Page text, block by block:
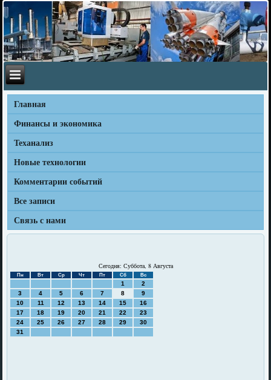
Главная
Финансы и экономика
Теханализ
Новые технологии
Комментарии событий
Все записи
Связь с нами
Сегодня: Суббота, 8 Августа
Пн Вт Ср Чт Пт Сб Вс
1
2
3
4 5 6 7 8
9
10
11 12 13 14 15
16
17
18 19 20 21 22
23
24
25 26 27 28 29
30
31